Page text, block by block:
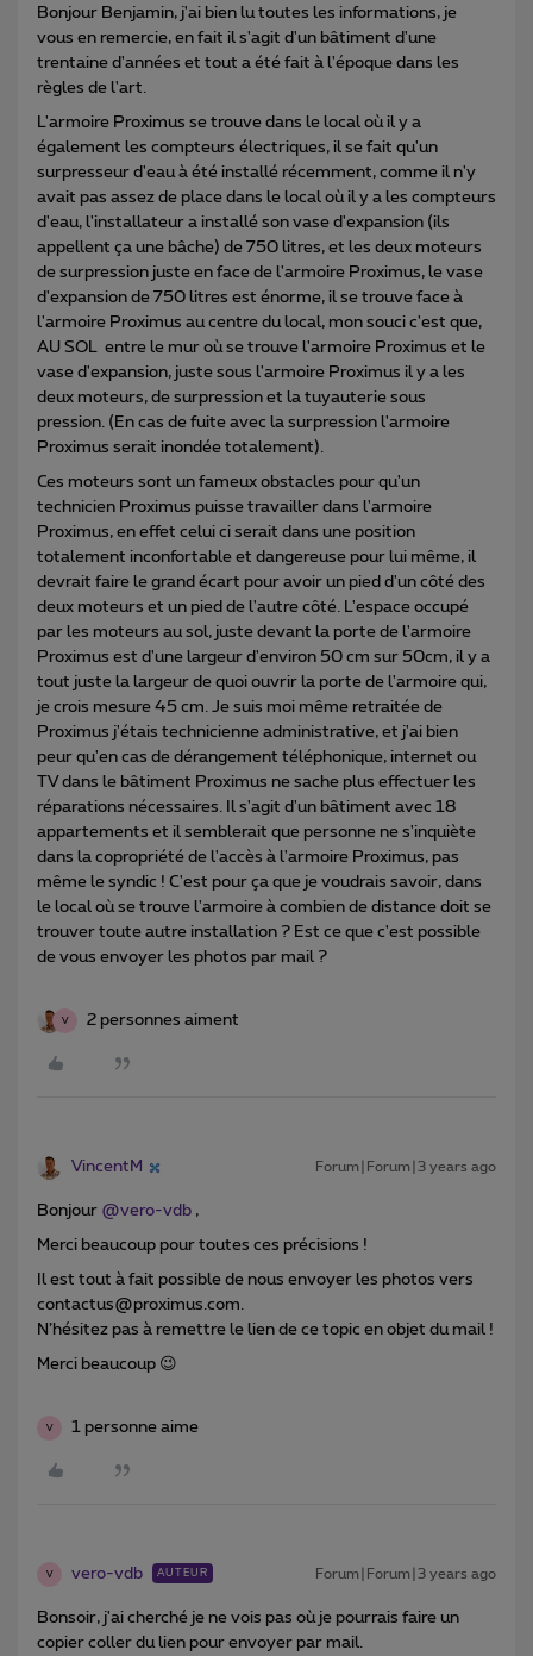
Bonjour Benjamin, j'ai bien lu toutes les informations, je
vous en remercie, en fait il s'agit d'un bâtiment d'une
trentaine d'années et tout a été fait à l'époque dans les
règles de l'art.
L'armoire Proximus se trouve dans le local où il y a
également les compteurs électriques, il se fait qu'un
surpresseur d'eau à été installé récemment, comme il n'y
avait pas assez de place dans le local où il y a les compteurs
d'eau, l'installateur a installé son vase d'expansion (ils
appellent ça une bâche) de 750 litres, et les deux moteurs
de surpression juste en face de l'armoire Proximus, le vase
d'expansion de 750 litres est énorme, il se trouve face à
l'armoire Proximus au centre du local, mon souci c'est que,
AU SOL entre le mur où se trouve l'armoire Proximus et le
vase d'expansion, juste sous l'armoire Proximus il y a les
deux moteurs, de surpression et la tuyauterie sous
pression. (En cas de fuite avec la surpression l'armoire
Proximus serait inondée totalement).
Ces moteurs sont un fameux obstacles pour qu'un
technicien Proximus puisse travailler dans l'armoire
Proximus, en effet celui ci serait dans une position
totalement inconfortable et dangereuse pour lui même, il
devrait faire le grand écart pour avoir un pied d'un côté des
deux moteurs et un pied de l'autre côté. L'espace occupé
par les moteurs au sol, juste devant la porte de l'armoire
Proximus est d'une largeur d'environ 50 cm sur 50cm, il y a
tout juste la largeur de quoi ouvrir la porte de l'armoire qui,
je crois mesure 45 cm. Je suis moi même retraitée de
Proximus j'étais technicienne administrative, et j'ai bien
peur qu'en cas de dérangement téléphonique, internet ou
TV dans le bâtiment Proximus ne sache plus effectuer les
réparations nécessaires. Il s'agit d'un bâtiment avec 18
appartements et il semblerait que personne ne s'inquiète
dans la copropriété de l'accès à l'armoire Proximus, pas
même le syndic ! C'est pour ça que je voudrais savoir, dans
le local où se trouve l'armoire à combien de distance doit se
trouver toute autre installation ? Est ce que c'est possible
de vous envoyer les photos par mail ?
V 2 personnes aiment
VincentM Forum|Forum|3 years ago
Bonjour @vero-vdb ,
Merci beaucoup pour toutes ces précisions !
Il est tout à fait possible de nous envoyer les photos vers
contactus@proximus.com.
N’hésitez pas à remettre le lien de ce topic en objet du mail !
Merci beaucoup 😉
V 1 personne aime
V vero-vdb AUTEUR Forum|Forum|3 years ago
Bonsoir, j'ai cherché je ne vois pas où je pourrais faire un
copier coller du lien pour envoyer par mail.